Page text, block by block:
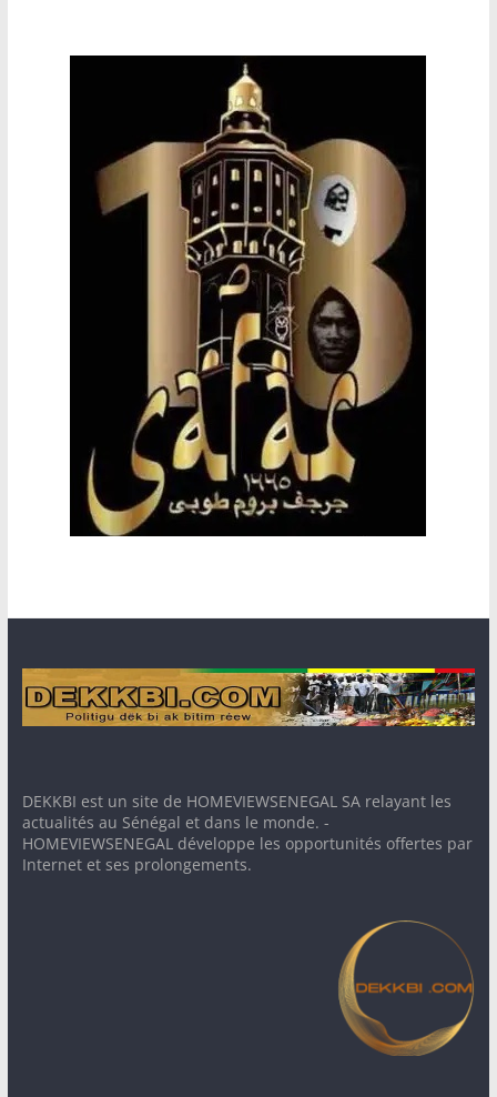
DEKKBI est un site de HOMEVIEWSENEGAL SA relayant les
actualités au Sénégal et dans le monde. -
HOMEVIEWSENEGAL développe les opportunités offertes par
Internet et ses prolongements.